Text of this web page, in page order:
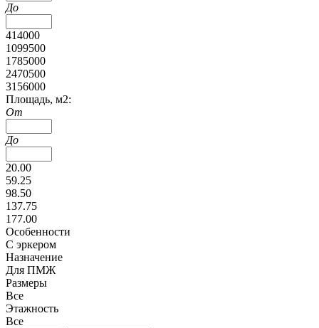
До
414000
1099500
1785000
2470500
3156000
Площадь, м2:
От
До
20.00
59.25
98.50
137.75
177.00
Особенности
С эркером
Назначение
Для ПМЖ
Размеры
Все
Этажность
Все